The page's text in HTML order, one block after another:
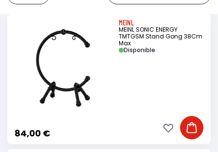
MEINL
MEINL SONIC ENERGY
TMTGSM Stand Gong 38Cm
Max
84,00 €
Disponible
Ajouter
Ajouter à ma